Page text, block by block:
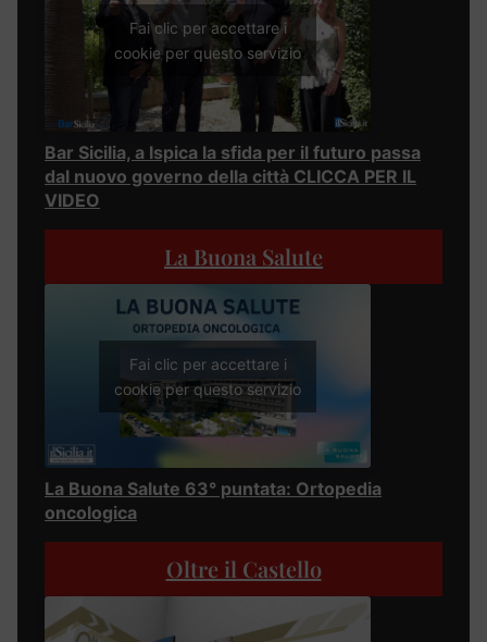
Fai clic per accettare i
cookie per questo servizio
Bar Sicilia, a Ispica la sfida per il futuro passa
dal nuovo governo della città CLICCA PER IL
VIDEO
La Buona Salute
Fai clic per accettare i
cookie per questo servizio
La Buona Salute 63° puntata: Ortopedia
oncologica
Oltre il Castello